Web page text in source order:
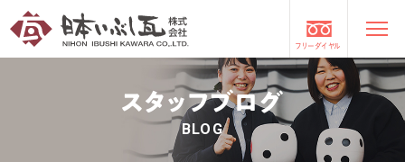
フリーダイヤル
スタッフブログ
BLOG